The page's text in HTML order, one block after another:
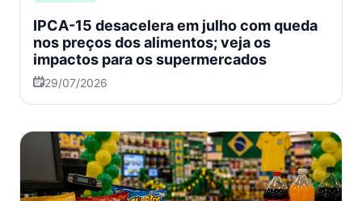
IPCA-15 desacelera em julho com queda
nos preços dos alimentos; veja os
impactos para os supermercados
29/07/2026